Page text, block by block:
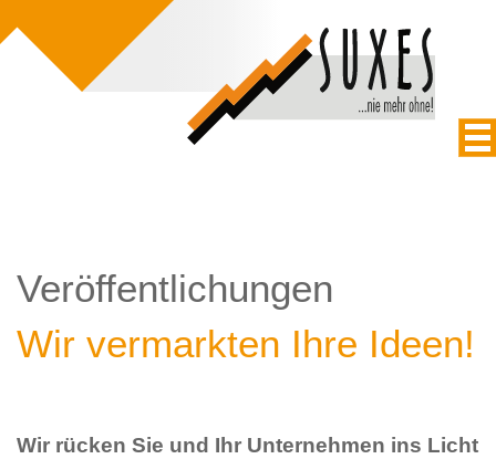
Veröffentlichungen
Wir vermarkten Ihre Ideen!
Wir rücken Sie und Ihr Unternehmen ins Licht